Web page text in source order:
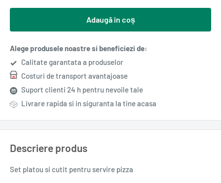
Adaugă în coș
Alege produsele noastre si beneficiezi de:
Calitate garantata a produselor
Costuri de transport avantajoase
Suport clienti 24 h pentru nevoile tale
Livrare rapida si in siguranta la tine acasa
Descriere produs
Set platou si cutit pentru servire pizza